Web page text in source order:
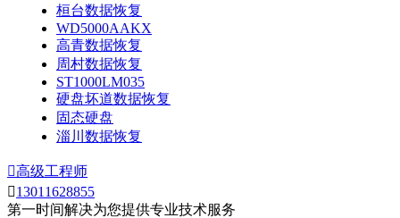
桓台数据恢复
WD5000AAKX
高青数据恢复
周村数据恢复
ST1000LM035
硬盘坏道数据恢复
固态硬盘
淄川数据恢复
高级工程师
13011628855
第一时间解决为您提供专业技术服务